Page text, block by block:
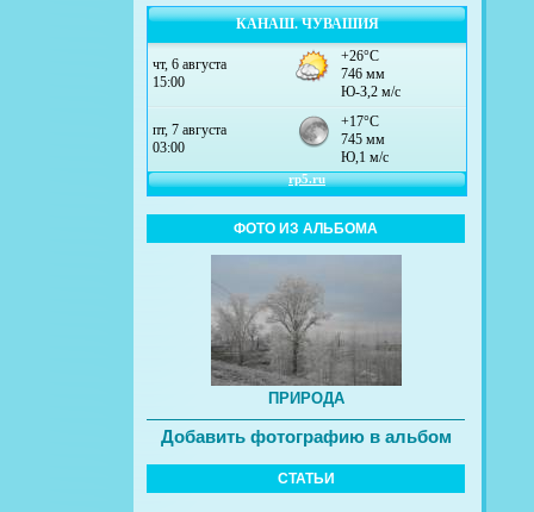
КАНАШ. ЧУВАШИЯ
ФОТО ИЗ АЛЬБОМА
ПРИРОДА
Добавить фотографию в альбом
СТАТЬИ